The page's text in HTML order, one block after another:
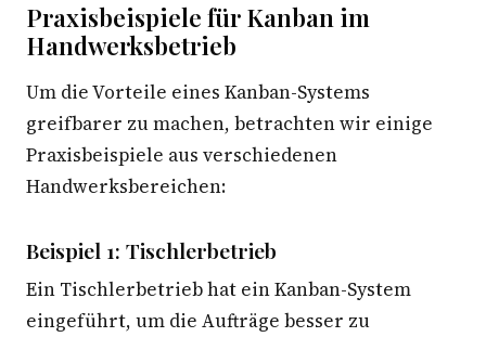
Praxisbeispiele für Kanban im
Handwerksbetrieb
Um die Vorteile eines Kanban-Systems
greifbarer zu machen, betrachten wir einige
Praxisbeispiele aus verschiedenen
Handwerksbereichen:
Beispiel 1: Tischlerbetrieb
Ein Tischlerbetrieb hat ein Kanban-System
eingeführt, um die Aufträge besser zu